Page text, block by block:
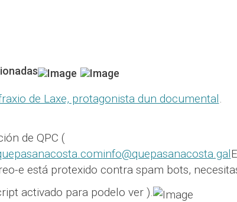
de Laxe, protagonista dun documental.
de QPC (
info@quepasanacosta.gal
e está protexido contra spam bots,
activado para podelo ver ).